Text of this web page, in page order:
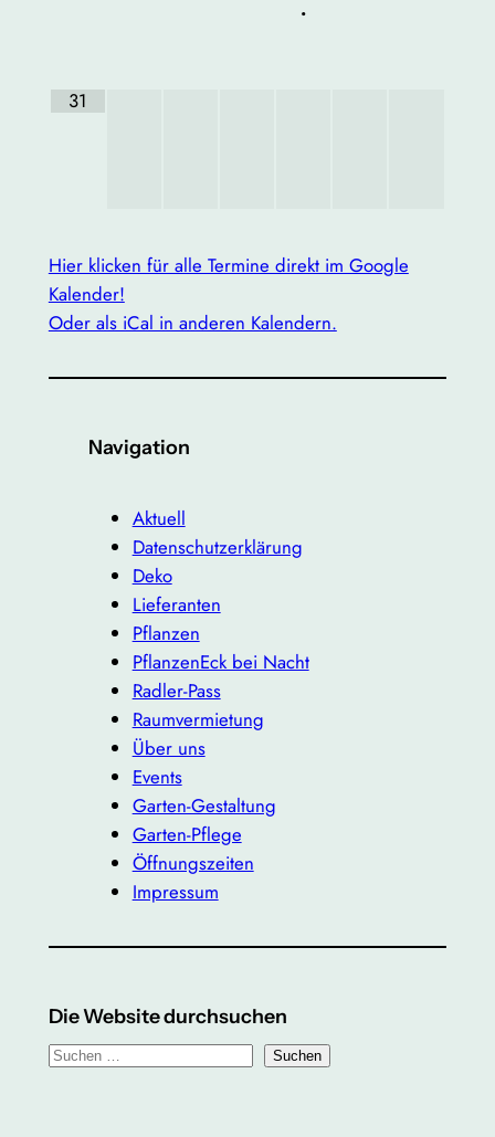
•
31
Hier klicken für alle Termine direkt im Google
Kalender!
Oder als iCal in anderen Kalendern.
Navigation
Aktuell
Datenschutzerklärung
Deko
Lieferanten
Pflanzen
PflanzenEck bei Nacht
Radler-Pass
Raumvermietung
Über uns
Events
Garten-Gestaltung
Garten-Pflege
Öffnungszeiten
Impressum
Die Website durchsuchen
S
Suchen